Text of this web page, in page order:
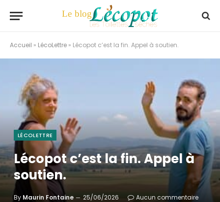
Accueil » LécoLettre » Lécopot c’est la fin. Appel à soutien.
LÉCOLETTRE
Lécopot c’est la fin. Appel à
soutien.
By Maurin Fontaine 25/06/2026 Aucun commentaire